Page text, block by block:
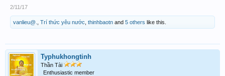
2/11/17
vanlieu@. Trí thức yêu nước thinhbaotn and 5 others like this.
Typhukhongtinh
Thần Tài
Enthusiastic member